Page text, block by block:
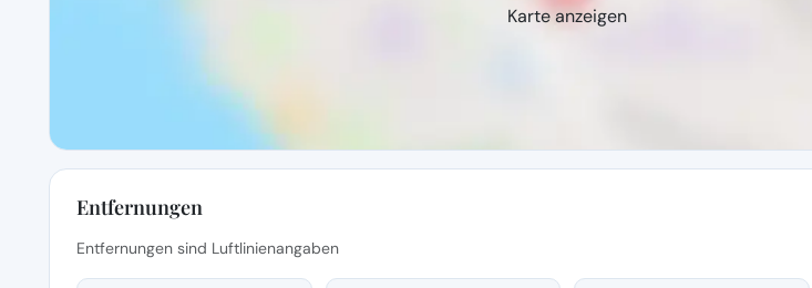
Karte anzeigen
Entfernungen
Entfernungen sind Luftlinienangaben